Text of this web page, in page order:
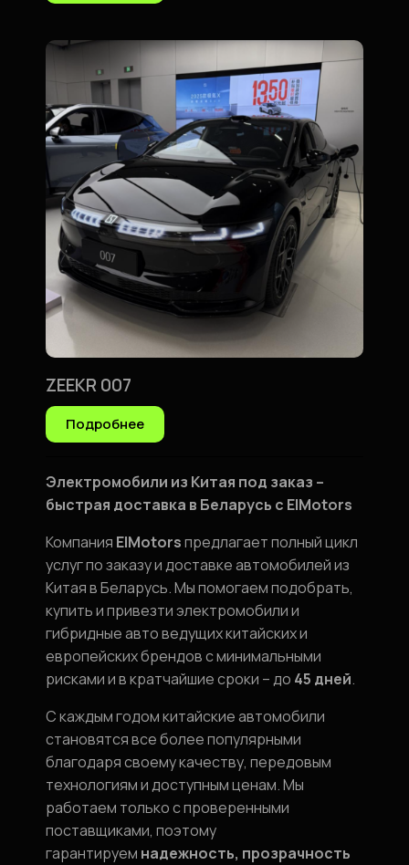
ZEEKR 007
Подробнее
Электромобили из Китая под заказ –
быстрая доставка в Беларусь с ElMotors
Компания ElMotorsпредлагает полный цикл
услуг по заказу и доставке автомобилей из
Китая в Беларусь. Мы помогаем подобрать,
купить и привезти электромобили и
гибридные авто ведущих китайских и
европейских брендов с минимальными
рисками и в кратчайшие сроки – до 45 дней.
С каждым годом китайские автомобили
становятся все более популярными
благодаря своему качеству, передовым
технологиям и доступным ценам. Мы
работаем только с проверенными
поставщиками, поэтому
гарантируем надежность, прозрачность